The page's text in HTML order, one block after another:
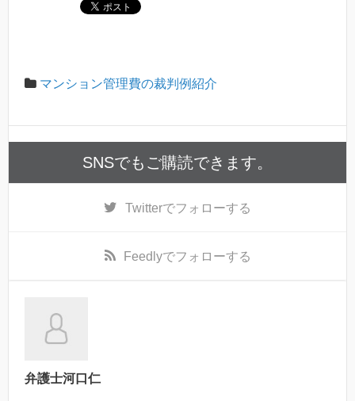
マンション管理費の裁判例紹介
SNSでもご購読できます。
Twitterでフォローする
Feedlyでフォローする
弁護士河口仁